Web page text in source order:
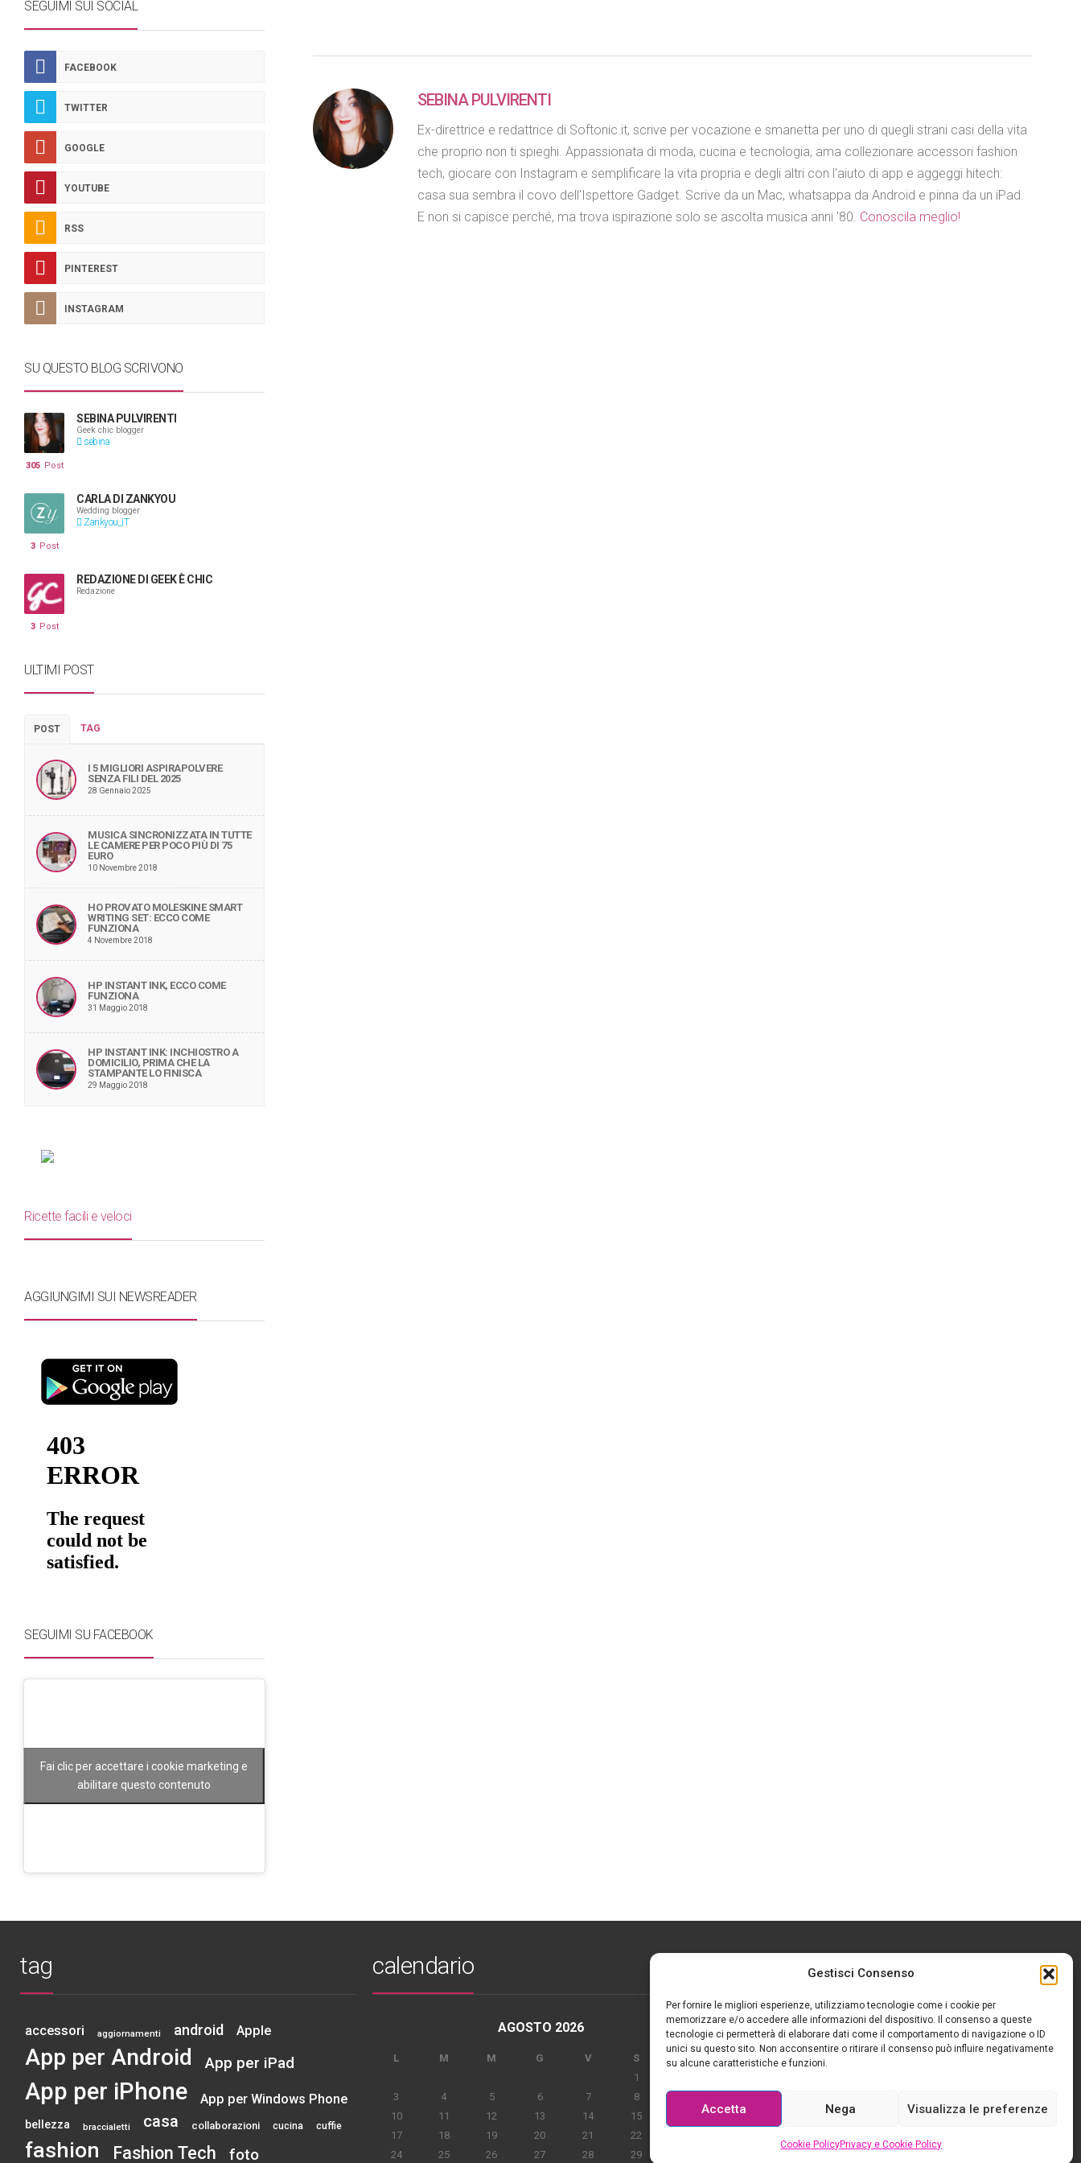
Gestisci Consenso
Per fornire le migliori esperienze, utilizziamo tecnologie come i cookie per
memorizzare e/o accedere alle informazioni del dispositivo. Il consenso a queste
tecnologie ci permetterà di elaborare dati come il comportamento di navigazione o ID
unici su questo sito. Non acconsentire o ritirare il consenso può influire negativamente
su alcune caratteristiche e funzioni.
Accetta Nega Visualizza le preferenze
Cookie PolicyPrivacy e Cookie Policy
SEBINA PULVIRENTI
Ex-direttrice e redattrice di Softonic.it, scrive per vocazione e smanetta per uno di quegli strani casi della vita
che proprio non ti spieghi. Appassionata di moda, cucina e tecnologia, ama collezionare accessori fashion
tech, giocare con Instagram e semplificare la vita propria e degli altri con l'aiuto di app e aggeggi hitech:
casa sua sembra il covo dell'Ispettore Gadget. Scrive da un Mac, whatsappa da Android e pinna da un iPad.
E non si capisce perché, ma trova ispirazione solo se ascolta musica anni '80. Conoscila meglio!
SEGUIMI SUI SOCIAL
FACEBOOK
TWITTER
GOOGLE
YOUTUBE
RSS
PINTEREST
INSTAGRAM
SU QUESTO BLOG SCRIVONO
SEBINA PULVIRENTI
Geek chic blogger
sebina
305 Post
CARLA DI ZANKYOU
Wedding blogger
Zankyou_IT
3 Post
REDAZIONE DI GEEK È CHIC
Redazione
3 Post
ULTIMI POST
POST TAG
I 5 MIGLIORI ASPIRAPOLVERE
SENZA FILI DEL 2025
28 Gennaio 2025
MUSICA SINCRONIZZATA IN TUTTE
LE CAMERE PER POCO PIÙ DI 75
EURO
10 Novembre 2018
HO PROVATO MOLESKINE SMART
WRITING SET: ECCO COME
FUNZIONA
4 Novembre 2018
HP INSTANT INK, ECCO COME
FUNZIONA
31 Maggio 2018
HP INSTANT INK: INCHIOSTRO A
DOMICILIO, PRIMA CHE LA
STAMPANTE LO FINISCA
29 Maggio 2018
Ricette facili e veloci
AGGIUNGIMI SUI NEWSREADER
SEGUIMI SU FACEBOOK
Fai clic per accettare i cookie marketing e
abilitare questo contenuto
tag
accessori aggiornamenti android Apple
App per Android App per iPad
App per iPhone App per Windows Phone
bellezza braccialetti casa collaborazioni cucina cuffie
fashion Fashion Tech foto
calendario
AGOSTO 2026
L M M G V S
D
1
3
4 5 6 7 8
10
11 12 13 14 15
17
18 19 20 21 22
24
25 26 27 28 29